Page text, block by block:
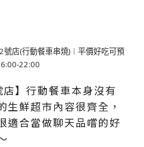
店】行動餐車本身沒有
生鮮超市內容很齊全，
適合當做聊天品嚐的好